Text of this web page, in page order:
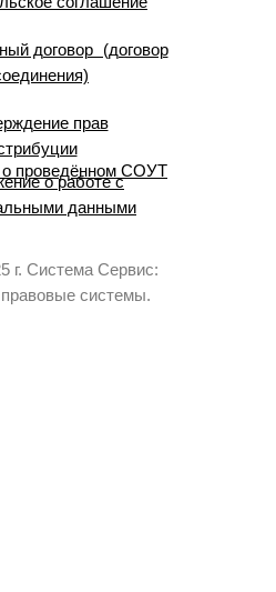
договор (договор
прав
о проведённом СОУТ
о работе с
данными
г. Система Сервис:
системы.